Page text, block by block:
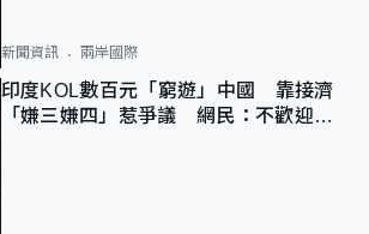
新聞資訊 兩岸國際
印度KOL數百元「窮遊」中國 靠接濟
「嫌三嫌四」惹爭議 網民：不歡迎劣